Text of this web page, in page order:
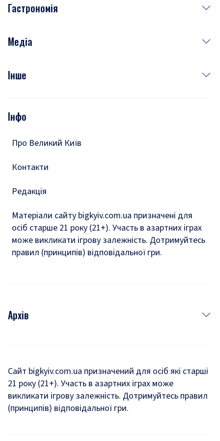
Субота
Краса
Гастрономія
Рецепти
Медіа
Фото
Подкасти
Інше
Тести
Інфо
Про Великий Київ
Контакти
Редакція
Матеріали сайту bigkyiv.com.ua призначені для
осіб старше 21 року (21+). Участь в азартних іграх
може викликати ігрову залежність. Дотримуйтесь
правил (принципів) відповідальної гри.
Архів
Комуналка
Хроніки війни
Сайт bigkyiv.com.ua призначений для осіб які старші
21 року (21+). Участь в азартних іграх може
викликати ігрову залежність. Дотримуйтесь правил
(принципів) відповідальної гри.